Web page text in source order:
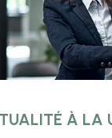
À LA